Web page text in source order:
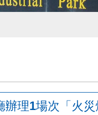
辦理1場次「火